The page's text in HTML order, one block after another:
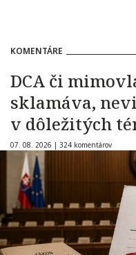
KOMENTÁRE
DCA či
sklamáva,
v dôležitých
07. 08. 2026 | 324 komentárov